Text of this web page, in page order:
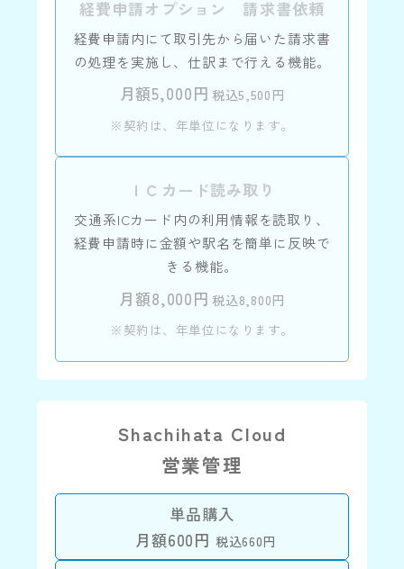
経費申請オプション 請求書依頼
経費申請内にて取引先から届いた請求書
の処理を実施し、仕訳まで行える機能。
月額5,000円 税込5,500円
※契約は、年単位になります。
ＩＣカード読み取り
交通系ICカード内の利用情報を読取り、
経費申請時に金額や駅名を簡単に反映で
きる機能。
月額8,000円 税込8,800円
※契約は、年単位になります。
Shachihata Cloud
営業管理
単品購入
月額600円 税込660円